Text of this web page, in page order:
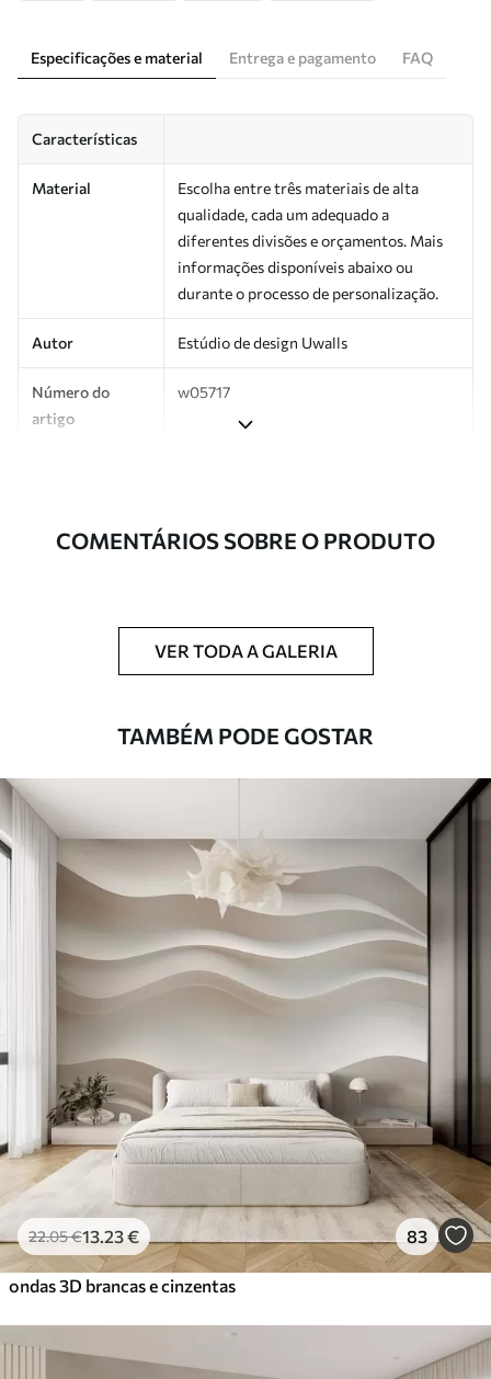
Especificações e material Entrega e pagamento FAQ
Características
Material
Escolha entre três materiais de alta
qualidade, cada um adequado a
diferentes divisões e orçamentos. Mais
informações disponíveis abaixo ou
durante o processo de personalização.
Autor Estúdio de design Uwalls
Número do
artigo
w05717
Adicionalmente
Disponível com revestimento de verniz
esponja macia. Murais de parede com
revestimento de verniz podem ser limpos
Aplicação perfeita
Materiais disponíveis
.0027.00
Premium
Vinil Premium
65.0039.00 €/m²
Peel and Stick
81.6749.00€/m²
COMENTÁRIOS SOBRE O PRODUTO
VER TODA A GALERIA
TAMBÉM PODE GOSTAR
22.05€13 .23€ 83
ondas 3D brancas e cinzentas